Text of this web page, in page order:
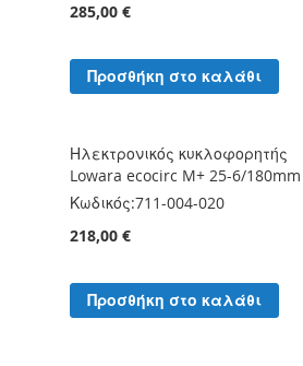
285,00 €
Προσθήκη στο καλάθι
Ηλεκτρονικός κυκλοφορητής
Lowara ecocirc M+ 25-6/180mm
Κωδικός:711-004-020
218,00 €
Προσθήκη στο καλάθι